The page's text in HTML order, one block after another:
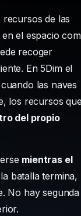
de las
el espacio
recoger
En 5Dim el
las naves
los recursos
del propio
mientras el
batalla termina,
No hay segunda